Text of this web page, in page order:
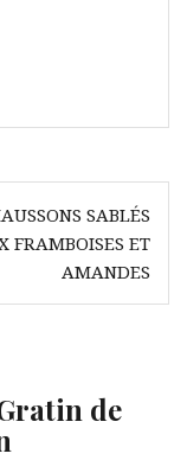
SABLÉS
FRAMBOISES ET
AMANDES
de